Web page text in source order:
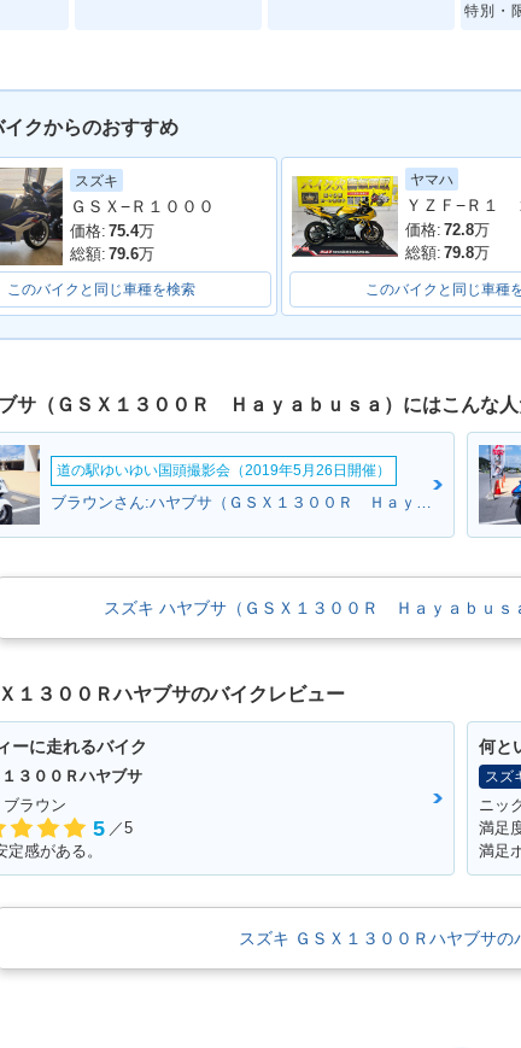
特別・
2019年 HAYABUSA 2018年 HAYABUSA
2017年
A）
A）・
2012年 HAYABUSA 130
2011年 HAYABUSA 130
2010年
130
2006年 HAYABUSA 130
0・カラーチェンジ
0
2004
イクからのおすすめ
スズキ
ＧＳＸ−Ｒ１０００
価格: 75.4万
総額: 79.6万
このバイクと同じ車種を検索
ヤマハ
価格: 72.8万
総額: 79.8万
このバイクと同じ車種
サ（ＧＳＸ１３００Ｒ Ｈａｙａｂｕｓａ）にはこんな
道の駅ゆいゆい国頭撮影会（2019年5月26日開催）
ブラウンさん:ハヤブサ（ＧＳＸ１３００Ｒ Ｈａｙａｂｕｓａ）(スズキ)
スズキ ハヤブサ（ＧＳＸ１３００Ｒ Ｈａｙａｂｕｓ
１３００Ｒハヤブサのバイクレビュー
ーに走れるバイク
１３００Ｒハヤブサ
ラウン
5 ／5
感がある。
何と
スズ
ニッ
満足
満足
スズキ ＧＳＸ１３００Ｒハヤブサの